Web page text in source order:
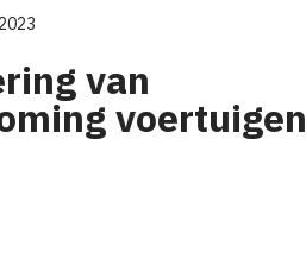
van
voertuigen